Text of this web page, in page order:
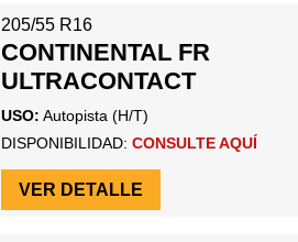
205/55 R16
CONTINENTAL FR
ULTRACONTACT
USO: Autopista (H/T)
DISPONIBILIDAD: CONSULTE AQUÍ
VER DETALLE